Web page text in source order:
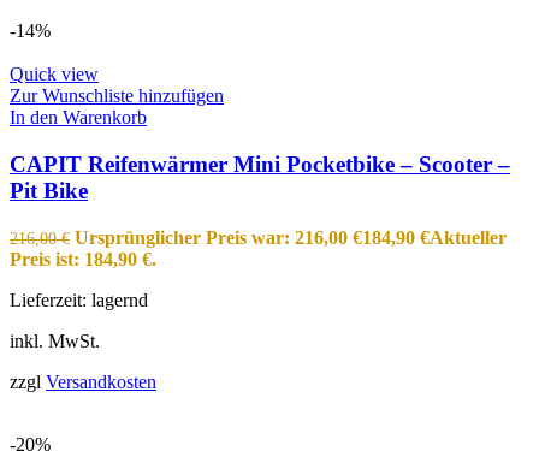
-14%
Quick view
Zur Wunschliste hinzufügen
In den Warenkorb
CAPIT Reifenwärmer Mini Pocketbike – Scooter –
Pit Bike
216,00€ Ursprünglicher Preis war: 216,00 €184,90 €Aktueller
Preis ist: 184,90 €.
Lieferzeit: lagernd
inkl. MwSt.
zzgl Versandkosten
-20%